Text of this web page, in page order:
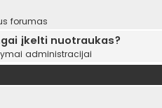
forumas
įkelti nuotraukas?
administracijai